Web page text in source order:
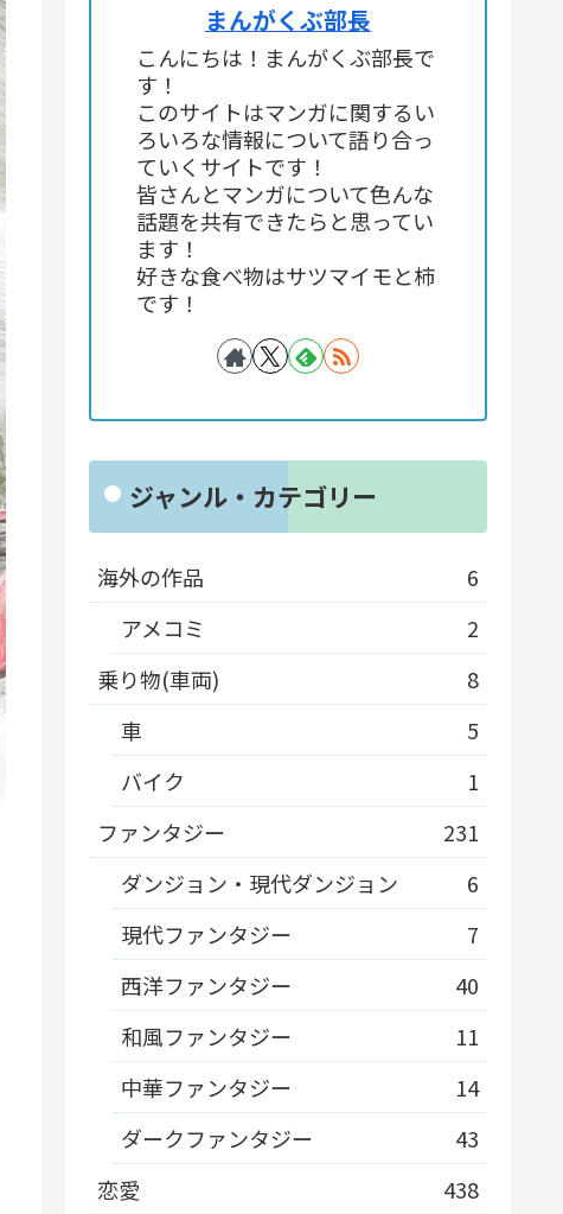
まんがくぶ部長
こんにちは！まんがくぶ部長で
す！
このサイトはマンガに関するい
ろいろな情報について語り合っ
ていくサイトです！
皆さんとマンガについて色んな
話題を共有できたらと思ってい
ます！
好きな食べ物はサツマイモと柿
です！
ジャンル・カテゴリー
海外の作品
6
アメコミ
2
乗り物(車両)
8
車
5
バイク
1
ファンタジー
231
ダンジョン・現代ダンジョン
6
現代ファンタジー
7
西洋ファンタジー
40
和風ファンタジー
11
中華ファンタジー
14
ダークファンタジー
43
恋愛
438